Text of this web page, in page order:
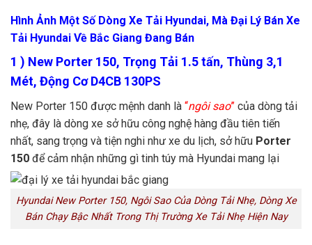
Hình Ảnh Một Số Dòng Xe Tải Hyundai, Mà Đại Lý Bán Xe
Tải Hyundai Về Bắc Giang Đang Bán
1 ) New Porter 150, Trọng Tải 1.5 tấn, Thùng 3,1
Mét, Động Cơ D4CB 130PS
New Porter 150 được mệnh danh là “ngôi sao” của dòng tải
nhẹ, đây là dòng xe sở hữu công nghệ hàng đầu tiên tiến
nhất, sang trọng và tiện nghi như xe du lịch, sở hữu Porter
150 để cảm nhận những gì tinh túy mà Hyundai mang lại
Hyundai New Porter 150, Ngôi Sao Của Dòng Tải Nhẹ, Dòng Xe
Bán Chạy Bậc Nhất Trong Thị Trường Xe Tải Nhẹ Hiện Nay